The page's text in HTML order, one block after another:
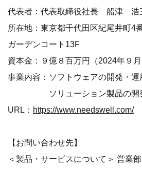
代表者：代表取締役社長 船津 浩
所在地：東京都千代田区紀尾井町4
ガーデンコート13F
資本金：９億８百万円（2024年９月
事業内容：ソフトウェアの開発・運
ソリューション製品の開発
URL： https://www.needswell.com/
【お問い合わせ先】
＜製品・サービスについて＞ 営業部